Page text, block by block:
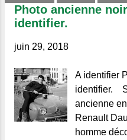
Photo ancienne
identifier.
juin 29, 2018
A identifier
identifier.
ancienne
Renault
homme